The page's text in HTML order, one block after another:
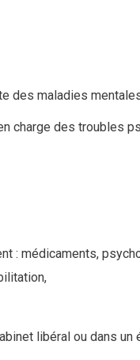
des maladies
charge des troubles
: médicaments,
libéral ou dans un